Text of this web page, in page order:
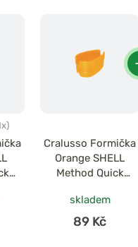
Cralusso Formička
Orange SHELL
Method Quick
skladem
89 Kč